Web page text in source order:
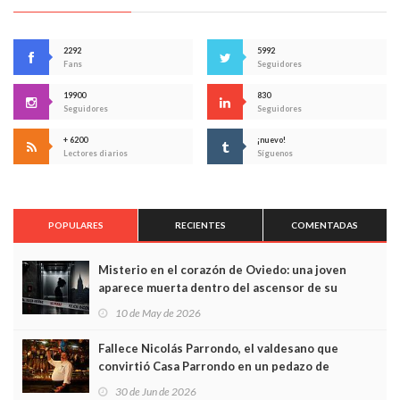
2292
Fans
5992
Seguidores
19900
Seguidores
830
Seguidores
+ 6200
Lectores diarios
¡nuevo!
Síguenos
POPULARES RECIENTES COMENTADAS
Misterio en el corazón de Oviedo: una joven
aparece muerta dentro del ascensor de su
edificio y las cámaras captan sus últimos minutos
10 de May de 2026
Fallece Nicolás Parrondo, el valdesano que
convirtió Casa Parrondo en un pedazo de
Asturias en Madrid
30 de Jun de 2026